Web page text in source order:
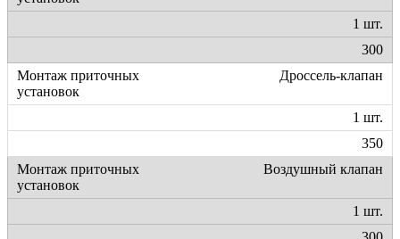
1 шт.
300
Дроссель-клапан
1 шт.
350
Воздушный клапан
1 шт.